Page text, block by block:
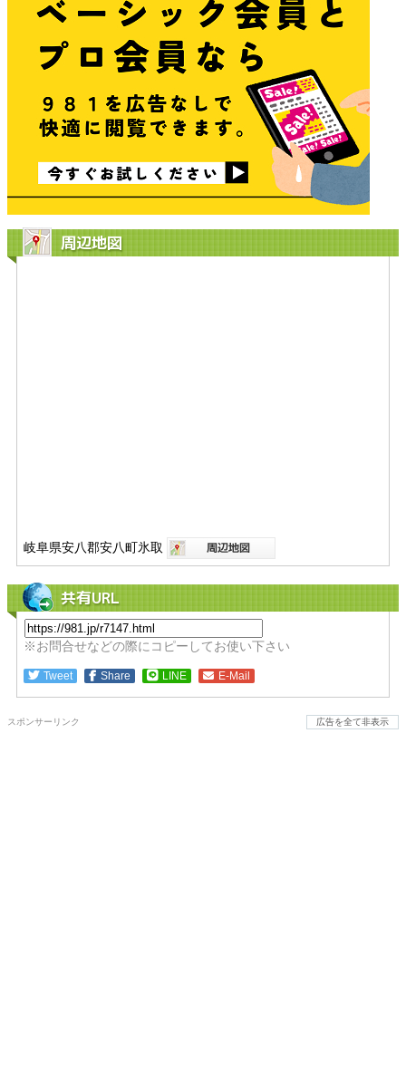
周辺地図
岐阜県安八郡安八町氷取
共有URL
※お問合せなどの際にコピーしてお使い下さい
Tweet Share LINE E-Mail
スポンサーリンク 広告を全て非表示